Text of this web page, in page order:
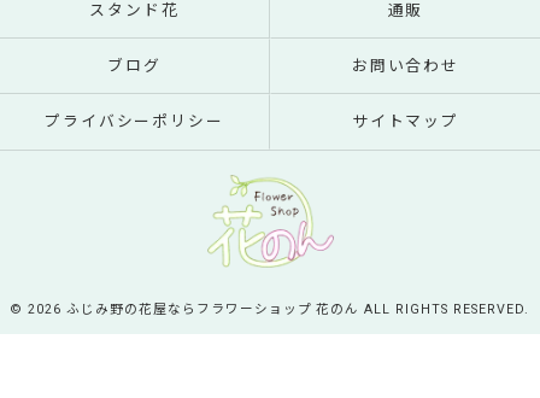
スタンド花 通販
ブログ お問い合わせ
プライバシーポリシー サイトマップ
© 2026 ふじみ野の花屋ならフラワーショップ 花のん ALL RIGHTS RESERVED.